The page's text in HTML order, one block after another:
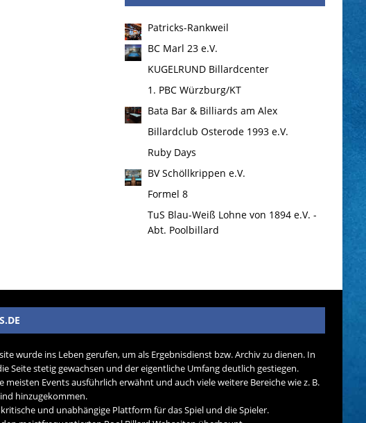
Patricks-Rankweil
BC Marl 23 e.V.
KUGELRUND Billardcenter
1. PBC Würzburg/KT
Bata Bar & Billiards am Alex
Billardclub Osterode 1993 e.V.
Ruby Days
BV Schöllkrippen e.V.
Formel 8
TuS Blau-Weiß Lohne von 1894 e.V. -
Abt. Poolbillard
wurde ins Leben gerufen, um als Ergebnisdienst bzw. Archiv zu dienen. In
Seite stetig gewachsen und der eigentliche Umfang deutlich gestiegen.
meisten Events ausführlich erwähnt und auch viele weitere Bereiche wie z. B.
hinzugekommen.
und unabhängige Plattform für das Spiel und die Spieler.